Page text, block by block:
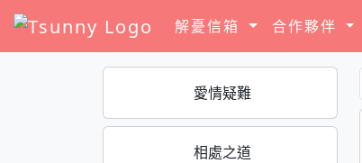
解憂信箱 合作夥伴
愛情疑難
相處之道